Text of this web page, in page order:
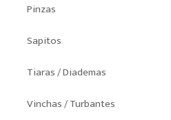
Pinzas
Sapitos
Tiaras / Diademas
Vinchas / Turbantes